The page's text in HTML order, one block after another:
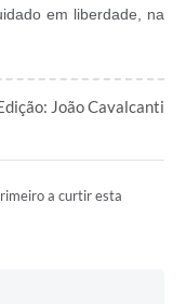
em liberdade, na
João Cavalcanti
a curtir esta